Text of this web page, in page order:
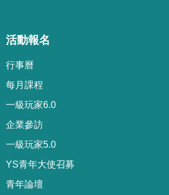
活動報名
行事曆
每月課程
一級玩家6.0
企業參訪
一級玩家5.0
YS青年大使召募
青年論壇